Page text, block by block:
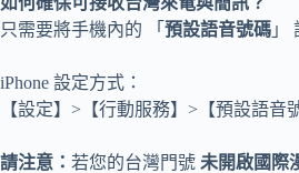
只需要將手機內的 「 預設語音號碼 」
iPhone 設定方式：
【設定】>【行動服務】>【預設語
請注意： 若您的台灣門號 未開啟國際